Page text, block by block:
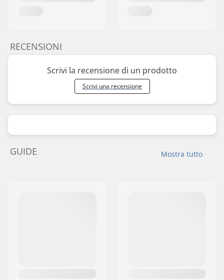
RECENSIONI
Scrivi la recensione di un prodotto
Scrivi una recensione
Mostra tutto
GUIDE